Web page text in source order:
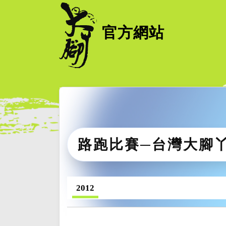
官方網站
路跑比賽─台灣大腳
2012